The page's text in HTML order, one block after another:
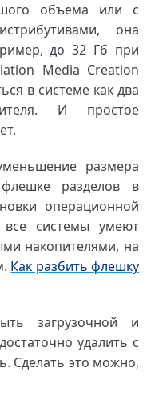
объема или с
она
до 32 Гб при
Media Creation
в системе как два
И простое
размера
разделов в
операционной
системы умеют
накопителями, на
Как разбить флешку
загрузочной и
удалить с
Сделать это можно,